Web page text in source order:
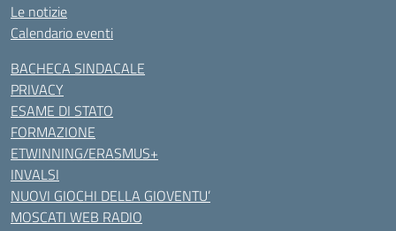
Le notizie
Calendario eventi
BACHECA SINDACALE
PRIVACY
ESAME DI STATO
FORMAZIONE
ETWINNING/ERASMUS+
INVALSI
NUOVI GIOCHI DELLA GIOVENTU’
MOSCATI WEB RADIO